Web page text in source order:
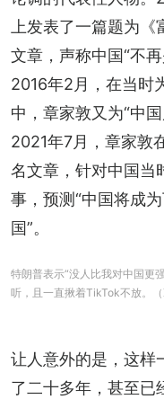
上发表了一篇题为
文章，声称中国“不
2016年2月，在当时
中，章家敦又为“中
2021年7月，章家敦
名文章，针对中国当
事，预测“中国将成
国”。
特朗普表示“没人比我对中国更
听，且一直揪着TikTok不放。（
让人意外的是，这样
了二十多年，甚至已